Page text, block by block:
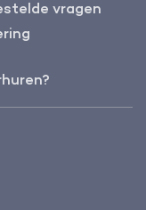
vragen